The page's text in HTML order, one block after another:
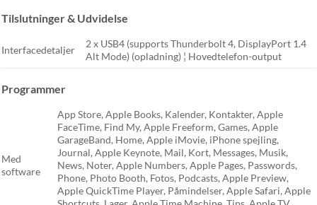
Tilslutninger & Udvidelse
Interfacedetaljer
2 x USB4 (supports Thunderbolt 4, DisplayPort 1.4
Alt Mode) (opladning) ¦ Hovedtelefon-output
Programmer
Med
software
App Store, Apple Books, Kalender, Kontakter, Apple
FaceTime, Find My, Apple Freeform, Games, Apple
GarageBand, Home, Apple iMovie, iPhone spejling,
Journal, Apple Keynote, Mail, Kort, Messages, Musik,
News, Noter, Apple Numbers, Apple Pages, Passwords,
Phone, Photo Booth, Fotos, Podcasts, Apple Preview,
Apple QuickTime Player, Påmindelser, Apple Safari, Apple